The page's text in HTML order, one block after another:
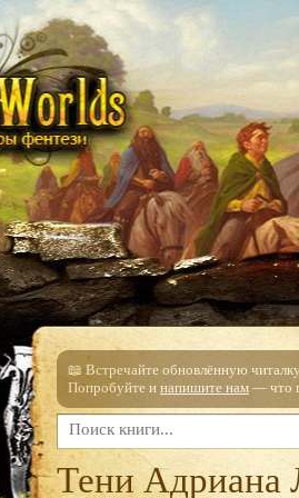
📖 Встречайте обновлённую
Попробуйте и напишите нам — что
Тени Адриана